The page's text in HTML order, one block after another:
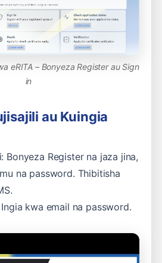
eRITA – Bonyeza Register au Sign
in
au Kuingia
Bonyeza Register na jaza jina,
na password. Thibitisha
kwa email na password.